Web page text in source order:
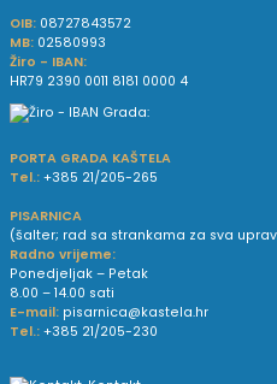
OIB: 08727843572
MB: 02580993
Žiro - IBAN:
HR79 2390 0011 8181 0000 4
PORTA GRADA KAŠTELA
Tel.: +385 21/205-265
PISARNICA
(šalter; rad sa strankama za sva
Radno vrijeme:
Ponedjeljak – Petak
8.00 – 14.00 sati
E-mail: pisarnica@kastela.hr
Tel.: +385 21/205-230